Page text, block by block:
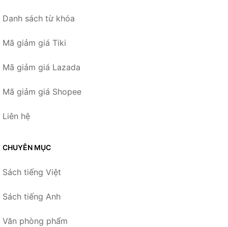
Danh sách từ khóa
Mã giảm giá Tiki
Mã giảm giá Lazada
Mã giảm giá Shopee
Liên hệ
CHUYÊN MỤC
Sách tiếng Việt
Sách tiếng Anh
Văn phòng phẩm